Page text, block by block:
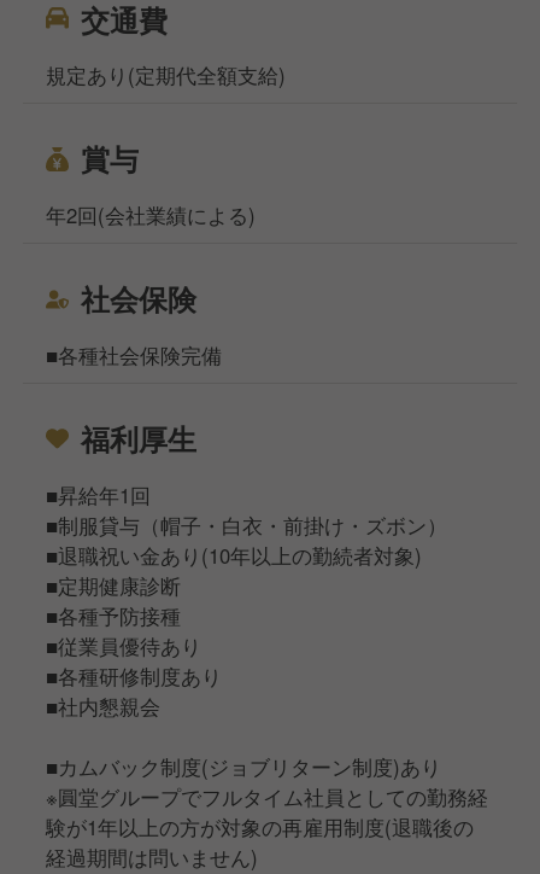
交通費
規定あり(定期代全額支給)
賞与
年2回(会社業績による)
社会保険
■各種社会保険完備
福利厚生
■昇給年1回
■制服貸与（帽子・白衣・前掛け・ズボン）
■退職祝い金あり(10年以上の勤続者対象)
■定期健康診断
■各種予防接種
■従業員優待あり
■各種研修制度あり
■社内懇親会
■カムバック制度(ジョブリターン制度)あり
※圓堂グループでフルタイム社員としての勤務経
験が1年以上の方が対象の再雇用制度(退職後の
経過期間は問いません)